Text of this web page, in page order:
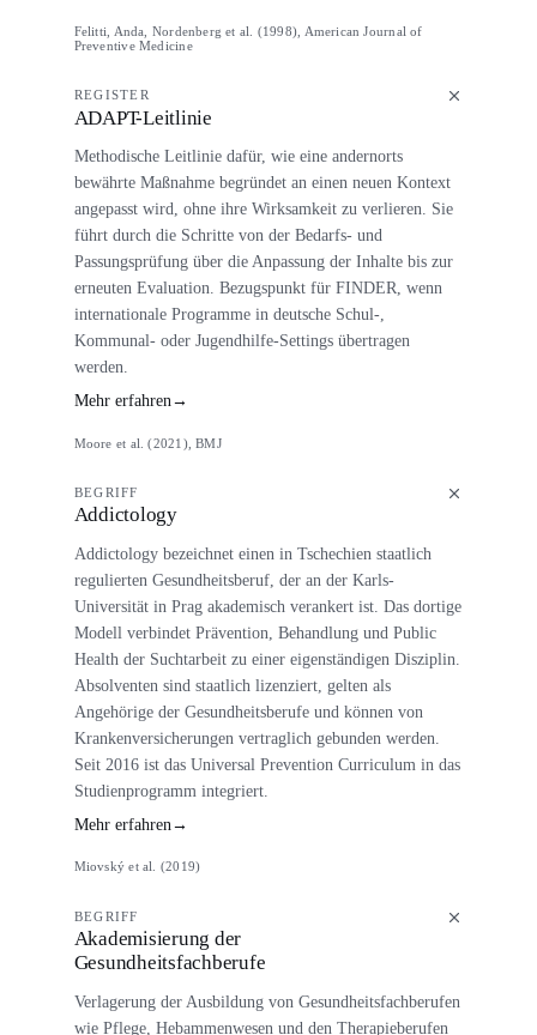
Felitti, Anda, Nordenberg et al. (1998), American Journal of
Preventive Medicine
REGISTER
ADAPT-Leitlinie
Methodische Leitlinie dafür, wie eine andernorts
bewährte Maßnahme begründet an einen neuen Kontext
angepasst wird, ohne ihre Wirksamkeit zu verlieren. Sie
führt durch die Schritte von der Bedarfs- und
Passungsprüfung über die Anpassung der Inhalte bis zur
erneuten Evaluation. Bezugspunkt für FINDER, wenn
internationale Programme in deutsche Schul-,
Kommunal- oder Jugendhilfe-Settings übertragen
werden.
Mehr erfahren→
Moore et al. (2021), BMJ
BEGRIFF
Addictology
Addictology bezeichnet einen in Tschechien staatlich
regulierten Gesundheitsberuf, der an der Karls-
Universität in Prag akademisch verankert ist. Das dortige
Modell verbindet Prävention, Behandlung und Public
Health der Suchtarbeit zu einer eigenständigen Disziplin.
Absolventen sind staatlich lizenziert, gelten als
Angehörige der Gesundheitsberufe und können von
Krankenversicherungen vertraglich gebunden werden.
Seit 2016 ist das Universal Prevention Curriculum in das
Studienprogramm integriert.
Mehr erfahren→
Miovský et al. (2019)
BEGRIFF
Akademisierung der
Gesundheitsfachberufe
Verlagerung der Ausbildung von Gesundheitsfachberufen
wie Pflege, Hebammenwesen und den Therapieberufen